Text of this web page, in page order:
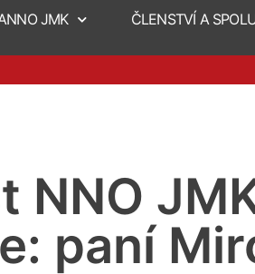
JMK ČLENSTVÍ A
NNO
paní